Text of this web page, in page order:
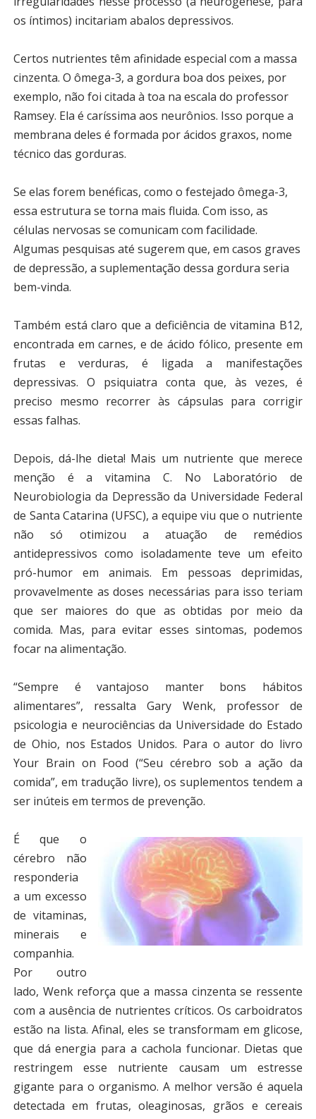
os íntimos) incitariam abalos depressivos.
Certos nutrientes têm afinidade especial com a massa
cinzenta. O ômega-3, a gordura boa dos peixes, por
exemplo, não foi citada à toa na escala do professor
Ramsey. Ela é caríssima aos neurônios. Isso porque a
membrana deles é formada por ácidos graxos, nome
técnico das gorduras.
Se elas forem benéficas, como o festejado ômega-3,
essa estrutura se torna mais fluida. Com isso, as
células nervosas se comunicam com facilidade.
Algumas pesquisas até sugerem que, em casos graves
de depressão, a suplementação dessa gordura seria
bem-vinda.
Também está claro que a deficiência de vitamina B12,
encontrada em carnes, e de ácido fólico, presente em
frutas e verduras, é ligada a manifestações
depressivas. O psiquiatra conta que, às vezes, é
preciso mesmo recorrer às cápsulas para corrigir
essas falhas.
Depois, dá-lhe dieta! Mais um nutriente que merece
menção é a vitamina C. No Laboratório de
Neurobiologia da Depressão da Universidade Federal
de Santa Catarina (UFSC), a equipe viu que o nutriente
não só otimizou a atuação de remédios
antidepressivos como isoladamente teve um efeito
pró-humor em animais. Em pessoas deprimidas,
provavelmente as doses necessárias para isso teriam
que ser maiores do que as obtidas por meio da
comida. Mas, para evitar esses sintomas, podemos
focar na alimentação.
“Sempre é vantajoso manter bons hábitos
alimentares”, ressalta Gary Wenk, professor de
psicologia e neurociências da Universidade do Estado
de Ohio, nos Estados Unidos. Para o autor do livro
Your Brain on Food (“Seu cérebro sob a ação da
comida”, em tradução livre), os suplementos tendem a
ser inúteis em termos de prevenção.
É que o
cérebro não
responderia
a um excesso
de vitaminas,
minerais e
companhia.
Por outro
lado, Wenk reforça que a massa cinzenta se ressente
com a ausência de nutrientes críticos. Os carboidratos
estão na lista. Afinal, eles se transformam em glicose,
que dá energia para a cachola funcionar. Dietas que
restringem esse nutriente causam um estresse
gigante para o organismo. A melhor versão é aquela
detectada em frutas, oleaginosas, grãos e cereais